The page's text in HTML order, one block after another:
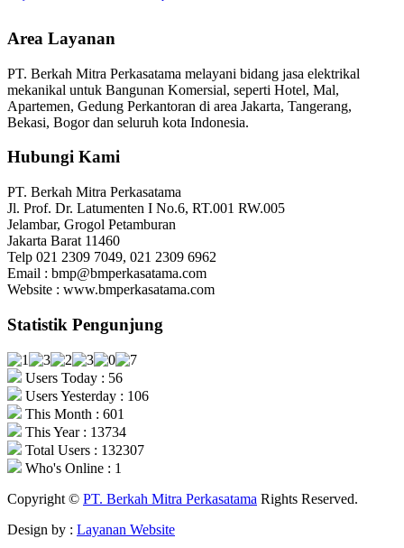
Area Layanan
PT. Berkah Mitra Perkasatama melayani bidang jasa elektrikal
mekanikal untuk Bangunan Komersial, seperti Hotel, Mal,
Apartemen, Gedung Perkantoran di area Jakarta, Tangerang,
Bekasi, Bogor dan seluruh kota Indonesia.
Hubungi Kami
PT. Berkah Mitra Perkasatama
Jl. Prof. Dr. Latumenten I No.6, RT.001 RW.005
Jelambar, Grogol Petamburan
Jakarta Barat 11460
Telp 021 2309 7049, 021 2309 6962
Email : bmp@bmperkasatama.com
Website : www.bmperkasatama.com
Statistik Pengunjung
Users Today : 56
Users Yesterday : 106
This Month : 601
This Year : 13734
Total Users : 132307
Who's Online : 1
Copyright © PT. Berkah Mitra Perkasatama Rights Reserved.
Design by : Layanan Website